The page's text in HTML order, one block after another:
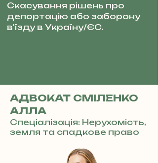
Скасування рішень про
депортацію або заборону
в'їзду в Україну/ЄС.
АДВОКАТ СМІЛЕНКО
АЛЛА
Спеціалізація: Нерухомість,
земля та спадкове право